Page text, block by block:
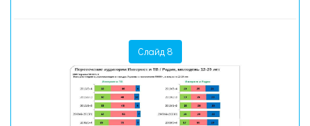
Слайд 8